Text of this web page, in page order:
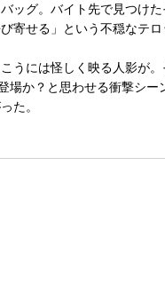
グ。バイト先で見つけ
寄せる」という不穏なテ
には怪しく映る人影が
か？と思わせる衝撃シ
た。